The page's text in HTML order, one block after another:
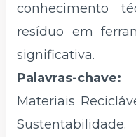
conhecimento
resíduo em
significativa.
Palavras-chave:
Materiais
Sustentabilidade.